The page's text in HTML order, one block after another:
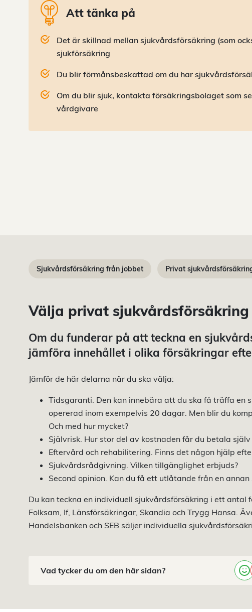
Att tänka på
Det är skillnad mellan sjukvårdsförsäkring (som
sjukförsäkring
Du blir förmånsbeskattad om du har
Om du blir sjuk, kontakta försäkringsbolaget som
vårdgivare
Sjukvårdsförsäkring från jobbet Privat
Välja privat sjukvårdsförsäkring
Om du funderar på att teckna en
jämföra innehållet i olika försäkringar
Jämför de här delarna när du ska välja:
Tidsgaranti. Den kan innebära att du ska få träffa en
opererad inom exempelvis 20 dagar. Men blir du
Och med hur mycket?
Självrisk. Hur stor del av kostnaden får du betala
Eftervård och rehabilitering. Finns det någon hjälp
Sjukvårdsrådgivning. Vilken tillgänglighet erbjuds?
Second opinion. Kan du få ett utlåtande från en
Du kan teckna en individuell sjukvårdsförsäkring i ett antal
Folksam, If, Länsförsäkringar, Skandia och Trygg Hansa.
Handelsbanken och SEB säljer individuella
Vad tycker du om den här sidan?